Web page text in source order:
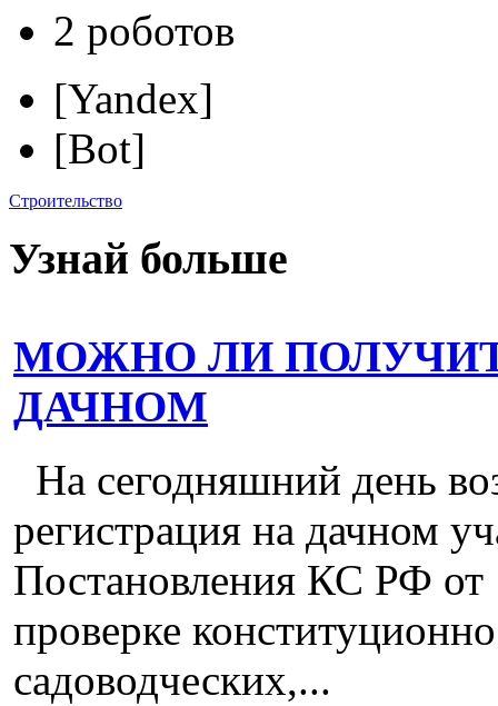
2 роботов
[Yandex]
[Bot]
Строительство
Узнай больше
МОЖНО ЛИ
ДАЧНОМ
На сегодняшний день
регистрация на дачном
Постановления КС РФ
проверке
садоводческих,...